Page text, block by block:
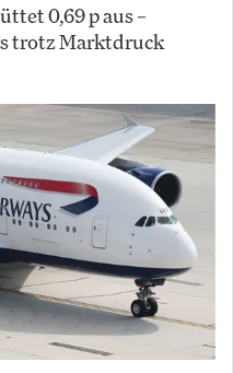
0,69 p aus –
trotz Marktdruck